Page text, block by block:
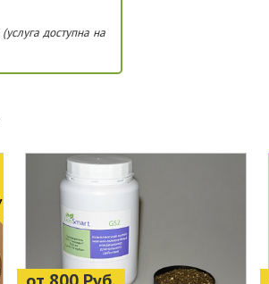
(услуга доступна на